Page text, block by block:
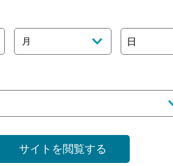
宮城県のバー検索 秋田県のバー検索
大阪府のバー検索 京都府のバー検索
山口県のバー検索
月 日
サイトを閲覧する